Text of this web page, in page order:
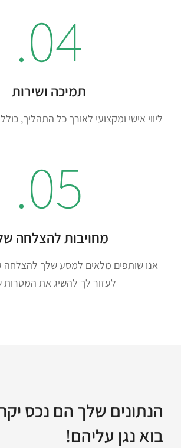
04.
תמיכה ושירות
ליווי אישי ומקצועי לאורך כל התהליך,
05.
מחויבות להצלחה
אנו שותפים מלאים למסע שלך להצלחה
לעזור לך להשיג את המטרות
הנתונים שלך הם נכס
בוא נגן עליהם!